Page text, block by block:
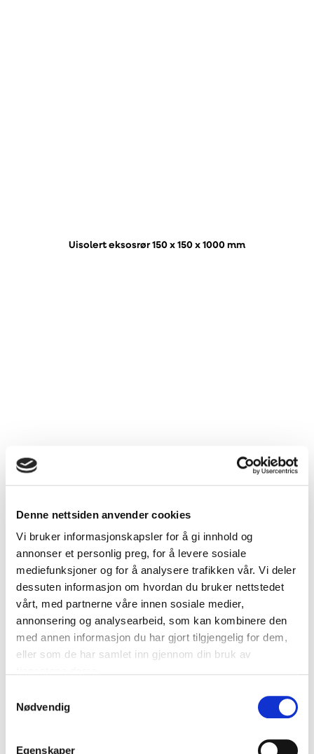
Denne nettsiden anvender cookies
Vi bruker informasjonskapsler for å gi innhold og
annonser et personlig preg, for å levere sosiale
mediefunksjoner og for å analysere trafikken vår. Vi deler
dessuten informasjon om hvordan du bruker nettstedet
vårt, med partnerne våre innen sosiale medier,
annonsering og analysearbeid, som kan kombinere den
med annen informasjon du har gjort tilgjengelig for dem,
eller som de har samlet inn gjennom din bruk av
Nødvendig
Egenskaper
Uisolert eksosrør 150 x 150 x 1000 mm
Uisolert eksosrør 150 x 150 x 1500 mm